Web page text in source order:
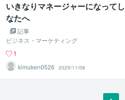
いきなりマネージャーになって
なたへ
記事
ビジネス・マーケティング
1
kimuken0526
2025/11/06